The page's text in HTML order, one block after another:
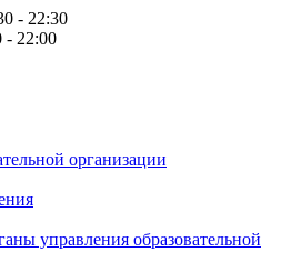
- 22:30
- 22:00
организации
управления образовательной